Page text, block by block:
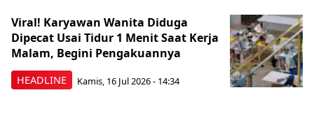
HEADLINE
Viral! Karyawan Wanita Diduga
Dipecat Usai Tidur 1 Menit Saat Kerja
Malam, Begini Pengakuannya
Kamis, 16 Jul 2026 - 14:34